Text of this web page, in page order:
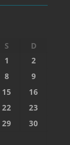
S
D
1
2
8
9
15
16
22
23
29
30